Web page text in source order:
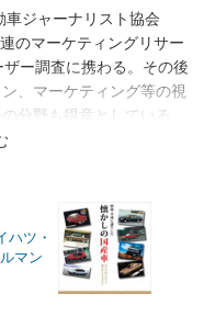
ジャーナリスト協会
のマーケティングリサー
ー調査に携わる。その後
、マーケティング等の視
分野も得意としている。
ー10。